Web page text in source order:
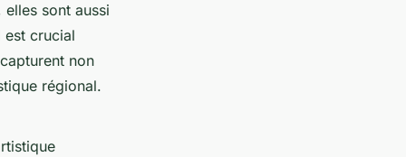
sont aussi
crucial
non
régional.